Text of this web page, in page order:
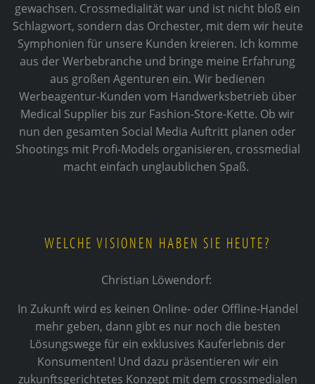
gewachsen. Crossmedialität war und ist nicht bloß ein
Schlagwort, sondern das Orchester, mit dem wir heute
Symphonien für unsere Kunden kreieren. Ich komme
aus der Werbebranche und bringe meine Erfahrung
aus großen Agenturen ein. Wir bedienen
Werbeagentur-Kunden vom Handwerksbetrieb über
Medical Supplier bis zur Fashion-Store-Kette. Ob wir
nun den gesamten Social Media Auftritt planen oder
Shootings mit Profi-Models organisieren, crossmedial
macht einfach unglaublichen Spaß.
WELCHE VISIONEN HABEN SIE HEUTE?
Christian Löwendorf:
In Zukunft wird es keinen Online- oder Offline-Handel
mehr geben, dann gibt es nur noch die besten
Lösungswege für ein exklusives Kauferlebnis der
Konsumenten! Und dazu präsentieren wir ein
zukunftsgerichtetes Konzept mit dem crossmedialen